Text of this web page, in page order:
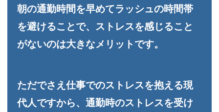
朝の通勤時間を早めてラッシュの時間帯
を避けることで、ストレスを感じること
がないのは大きなメリットです。
ただでさえ仕事でのストレスを抱える現
代人ですから、通勤時のストレスを受け